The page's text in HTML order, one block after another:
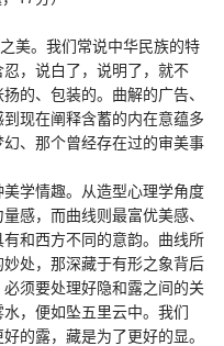
美。我们常说中华民族的特
，说白了，说明了，就不
的、包装的。曲解的广告、
现在阐释含蓄的内在意蕴多
、那个曾经存在过的审美事
学情趣。从造型心理学角度
感，而曲线则最富优美感、
和西方不同的意韵。曲线所
处，那深藏于有形之象背后
须要处理好隐和露之间的关
，便如坠五里云中。我们
的露，藏是为了更好的显。